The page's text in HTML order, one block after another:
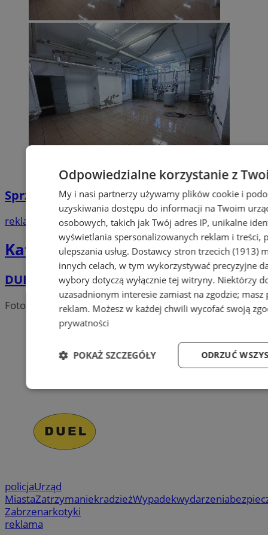
Sprzątanie po zalaniu w Zabrzu | Kastelnik
reklama
Katalog firm
DUEL - Systemy Grzewcze i Klimatyzacje
Fotowoltaika, pompy ciepła, klimatyzacja
policjaUrząd
MiastaZatrzymaniekradzieżWypadekwydarzenia
Zabrzenarkotyki
reklama
Odpowiedzialne korzystanie z
My i nasi partnerzy używamy plików cookie i
uzyskiwania dostępu do informacji na Twoim
osobowych, takich jak Twój adres IP, unikalne
wyświetlania spersonalizowanych reklam i
ulepszania usług. Dostawcy stron trzecich (1913)
innych celach, w tym wykorzystywać precyzyjne
wybory dotyczą wyłącznie tej witryny. Niektórzy
uzasadnionym interesie zamiast na zgodzie;
reklam. Możesz w każdej chwili wycofać swoją
prywatności
ODRZUĆ
POKAŻ SZCZEGÓŁY
Niezbędne Wydajność
Niezbędne pliki cookie umożliwiają korzystanie z
użytkownika i zarządzanie kontem. Bez niezbędnych plików